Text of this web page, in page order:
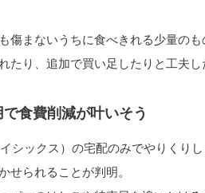
傷まないうちに食べきれる少量の
たり、追加で買い足したりと工夫し
食費削減が叶いそう
シックス）の宅配のみでやりくりし
せられることが判明。